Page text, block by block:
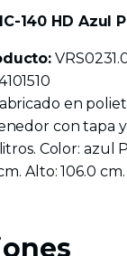
140 HD Azul
en
con tapa
Color: azul
Alto: 106.0 cm.